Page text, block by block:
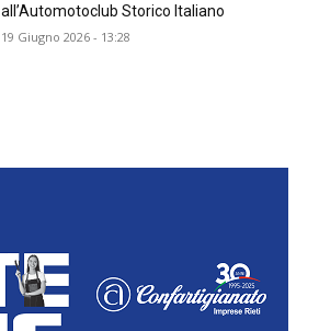
all’Automotoclub Storico Italiano
19 Giugno 2026 - 13:28